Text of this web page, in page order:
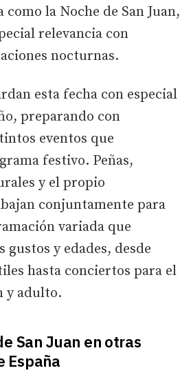
la Noche de San Juan,
relevancia con
nocturnas.
esta fecha con especial
preparando con
eventos que
festivo. Peñas,
y el propio
conjuntamente para
variada que
gustos y edades, desde
hasta conciertos para el
y adulto.
San Juan en otras
España